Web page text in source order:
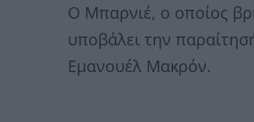
Ο Μπαρνιέ, ο οποίος
υποβάλει την
Εμανουέλ Μακρόν.